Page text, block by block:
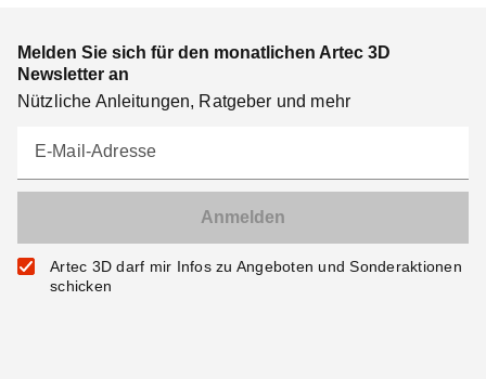
Melden Sie sich für den monatlichen Artec 3D
Newsletter an
Nützliche Anleitungen, Ratgeber und mehr
E-Mail-Adresse
Artec 3D darf mir Infos zu Angeboten und Sonderaktionen
schicken